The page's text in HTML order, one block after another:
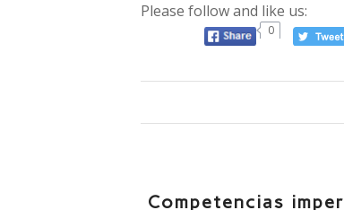
Please follow and like us:
0
Competencias